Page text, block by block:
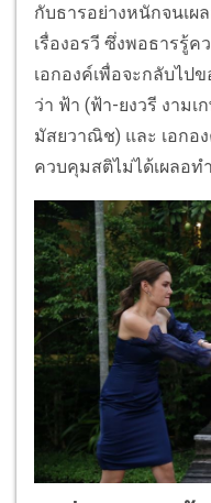
กับธารอย่างหนักจนเผ
เรื่องอรวี ซึ่งพอธารรู้ค
เอกองค์เพื่อจะกลับไป
ว่า ฟ้า (ฟ้า-ยงวรี งาม
มัสยวาณิช) และ เอกอ
ควบคุมสติไม่ได้เผลอท